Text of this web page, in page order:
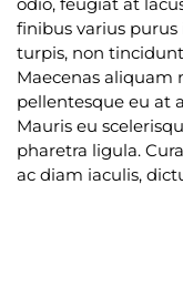
finibus varius
turpis, non
Maecenas
pellentesque eu at
Mauris eu
pharetra ligula.
ac diam iaculis,